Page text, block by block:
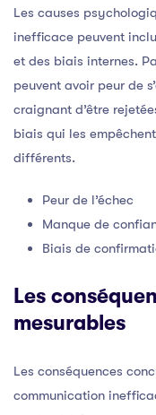
Les causes
inefficace peuvent
et des biais internes.
peuvent avoir peur de
craignant d’être
biais qui les
différents.
Peur de l’échec
Manque de
Biais de
Les
mesurables
Les conséquences
communication